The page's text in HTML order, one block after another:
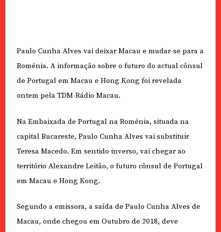
Paulo Cunha Alves vai deixar Macau e mudar-se para a
Roménia. A informação sobre o futuro do actual cônsul
de Portugal em Macau e Hong Kong foi revelada
ontem pela TDM-Rádio Macau.
Na Embaixada de Portugal na Roménia, situada na
capital Bucareste, Paulo Cunha Alves vai substituir
Teresa Macedo. Em sentido inverso, vai chegar ao
território Alexandre Leitão, o futuro cônsul de Portugal
em Macau e Hong Kong.
Segundo a emissora, a saída de Paulo Cunha Alves de
Macau, onde chegou em Outubro de 2018, deve